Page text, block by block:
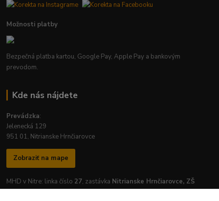
Možnosti platby
Bezpečná platba kartou, Google Pay, Apple Pay a bankovým
prevodom.
Kde nás nájdete
Prevádzka:
Jelenecká 129
951 01, Nitrianske Hrnčiarovce
Zobraziť na mape
MHD v Nitre: linka číslo 27, zastávka Nitrianske Hrnčiarovce, ZŠ